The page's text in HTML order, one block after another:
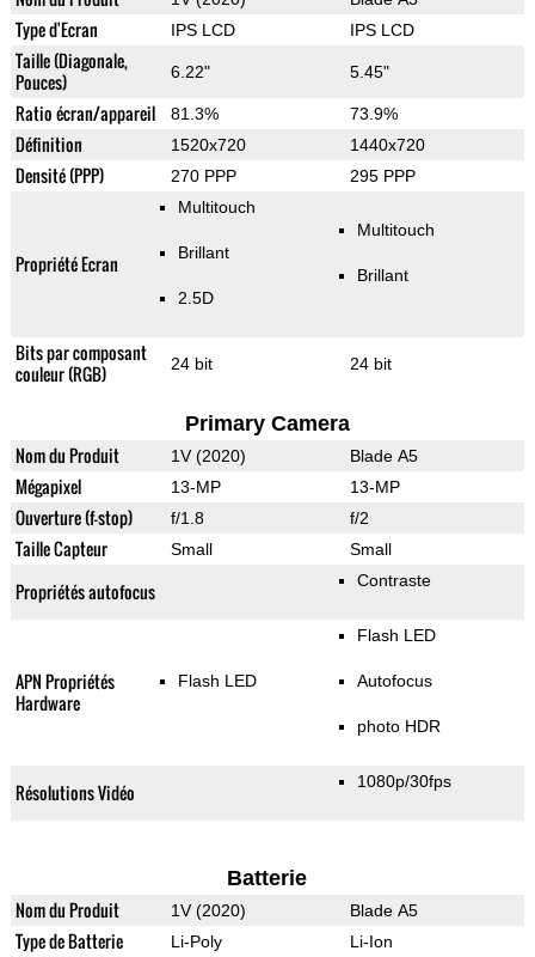
Type d'Ecran IPS LCD IPS LCD
Taille (Diagonale,
Pouces)
6.22" 5.45"
Ratio écran/appareil 81.3% 73.9%
Définition 1520x720 1440x720
Densité (PPP) 270 PPP 295 PPP
Propriété Ecran
Multitouch
Brillant
2.5D
Multitouch
Brillant
Bits par composant
couleur (RGB)
24 bit 24 bit
Primary Camera
Nom du Produit 1V (2020) Blade A5
Mégapixel 13-MP 13-MP
Ouverture (f-stop) f/1.8 f/2
Taille Capteur Small Small
Propriétés autofocus Contraste
APN Propriétés
Hardware
Flash LED
Flash LED
Autofocus
photo HDR
Résolutions Vidéo 1080p/30fps
Batterie
Nom du Produit 1V (2020) Blade A5
Type de Batterie Li-Poly Li-Ion